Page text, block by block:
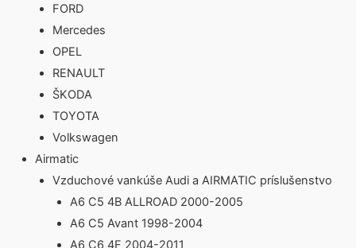
FORD
Mercedes
OPEL
RENAULT
ŠKODA
TOYOTA
Volkswagen
Airmatic
Vzduchové vankúše Audi a AIRMATIC príslušenstvo
A6 C5 4B ALLROAD 2000-2005
A6 C5 Avant 1998-2004
A6 C6 4F 2004-2011